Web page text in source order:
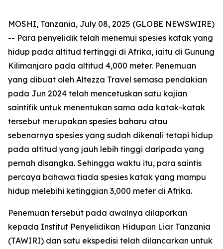
MOSHI, Tanzania, July 08, 2025 (GLOBE NEWSWIRE)
-- Para penyelidik telah menemui spesies katak yang
hidup pada altitud tertinggi di Afrika, iaitu di Gunung
Kilimanjaro pada altitud 4,000 meter. Penemuan
yang dibuat oleh Altezza Travel semasa pendakian
pada Jun 2024 telah mencetuskan satu kajian
saintifik untuk menentukan sama ada katak-katak
tersebut merupakan spesies baharu atau
sebenarnya spesies yang sudah dikenali tetapi hidup
pada altitud yang jauh lebih tinggi daripada yang
pernah disangka. Sehingga waktu itu, para saintis
percaya bahawa tiada spesies katak yang mampu
hidup melebihi ketinggian 3,000 meter di Afrika.
Penemuan tersebut pada awalnya dilaporkan
kepada Institut Penyelidikan Hidupan Liar Tanzania
(TAWIRI) dan satu ekspedisi telah dilancarkan untuk